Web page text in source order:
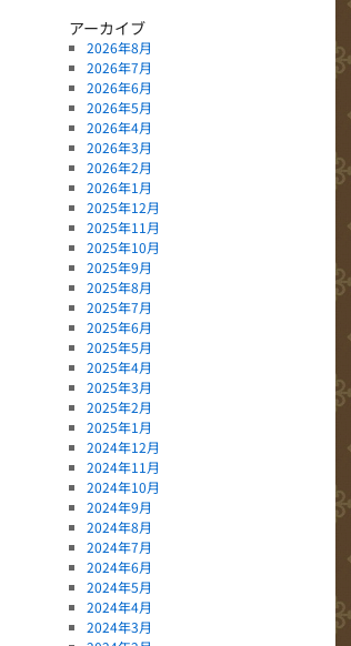
アーカイブ
2026年8月
2026年7月
2026年6月
2026年5月
2026年4月
2026年3月
2026年2月
2026年1月
2025年12月
2025年11月
2025年10月
2025年9月
2025年8月
2025年7月
2025年6月
2025年5月
2025年4月
2025年3月
2025年2月
2025年1月
2024年12月
2024年11月
2024年10月
2024年9月
2024年8月
2024年7月
2024年6月
2024年5月
2024年4月
2024年3月